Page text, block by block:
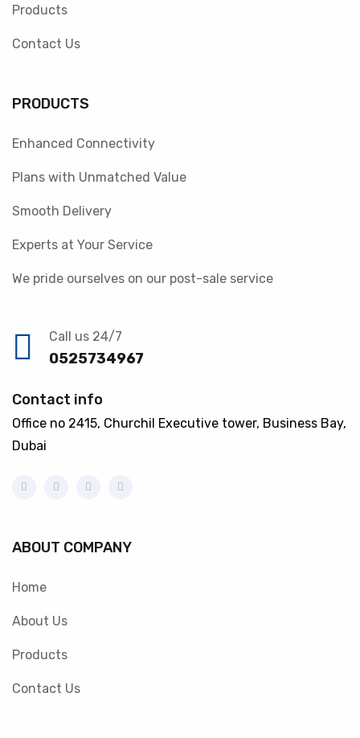
Products
Contact Us
PRODUCTS
Enhanced Connectivity
Plans with Unmatched Value
Smooth Delivery
Experts at Your Service
We pride ourselves on our post-sale service
Call us 24/7
0525734967
Contact info
Office no 2415, Churchil Executive tower, Business Bay,
Dubai
ABOUT COMPANY
Home
About Us
Products
Contact Us